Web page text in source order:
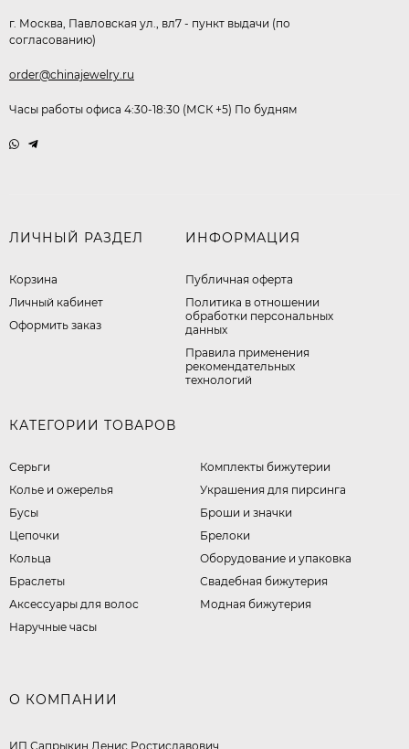
г. Москва, Павловская ул., вл7 - пункт выдачи (по
согласованию)
order@chinajewelry.ru
Часы работы офиса 4:30-18:30 (МСК +5) По будням
ЛИЧНЫЙ РАЗДЕЛ
Корзина
Личный кабинет
Оформить заказ
ИНФОРМАЦИЯ
Публичная оферта
​Политика в отношении
обработки персональных
данных
Правила применения
рекомендательных
технологий
КАТЕГОРИИ ТОВАРОВ
Серьги
Колье и ожерелья
Бусы
Цепочки
Кольца
Браслеты
Аксессуары для волос
Наручные часы
Комплекты бижутерии
Украшения для пирсинга
Броши и значки
Брелоки
Оборудование и упаковка
Свадебная бижутерия
Модная бижутерия
О КОМПАНИИ
ИП Сапрыкин Денис Ростиславович